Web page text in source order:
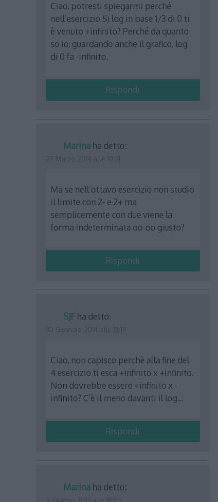
Ciao, potresti spiegarmi perché
nell’esercizio 5) log in base 1/3 di 0 ti
è venuto +infinito? Perché da quanto
so io, guardando anche il grafico, log
di 0 fa -infinito.
Rispondi
Marina ha detto:
Ma se nell’ottavo esercizio non studio
il limite con 2- e 2+ ma
semplicemente con due viene la
forma indeterminata oo-oo giusto?
Rispondi
SJF ha detto:
Ciao, non capisco perchè alla fine del
4 esercizio ti esca +infinito x +infinito.
Non dovrebbe essere +infinito x -
infinito? C’è il meno davanti il log…
Rispondi
Marina ha detto: